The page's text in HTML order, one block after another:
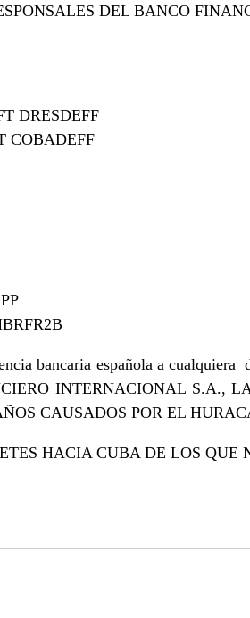
DEL BANCO
DRESDEFF
COBADEFF
bancaria española a cualquiera
INTERNACIONAL S.A.,
CAUSADOS POR EL
HACIA CUBA DE LOS QUE